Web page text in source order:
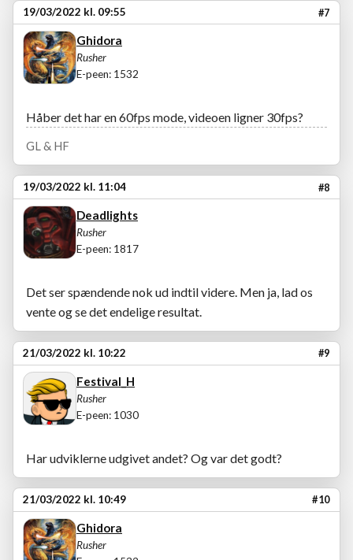
19/03/2022 kl. 09:55 #7
Ghidora
Rusher
E-peen: 1532
Håber det har en 60fps mode, videoen ligner 30fps?
GL & HF
19/03/2022 kl. 11:04 #8
Deadlights
Rusher
E-peen: 1817
Det ser spændende nok ud indtil videre. Men ja, lad os
vente og se det endelige resultat.
21/03/2022 kl. 10:22 #9
Festival_H
Rusher
E-peen: 1030
Har udviklerne udgivet andet? Og var det godt?
21/03/2022 kl. 10:49 #10
Ghidora
Rusher